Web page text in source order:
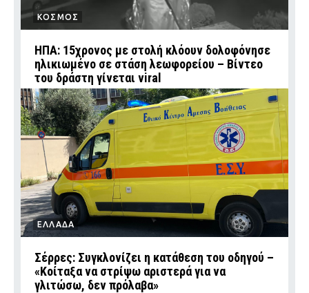
ΚΟΣΜΟΣ
ΗΠΑ: 15χρονος με στολή κλόουν δολοφόνησε
ηλικιωμένο σε στάση λεωφορείου – Βίντεο
του δράστη γίνεται viral
ΕΛΛΑΔΑ
Σέρρες: Συγκλονίζει η κατάθεση του οδηγού –
«Κοίταξα να στρίψω αριστερά για να
γλιτώσω, δεν πρόλαβα»